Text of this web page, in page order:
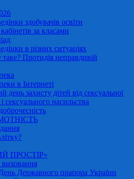
здобувачів освіти
за класами
в різних ситуаціях
Протидія неправдивій
в Інтернеті
день захисту дітей від сексуальної
і сексуального насильства
ПРОСТІР»
виховання
Державного прапора України